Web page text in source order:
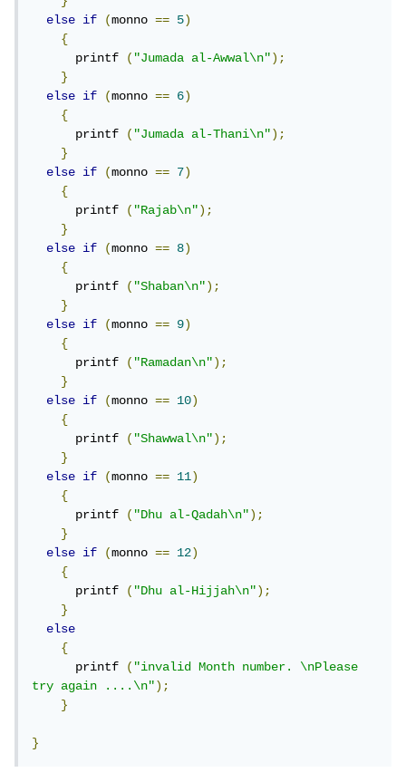
else
if (monno == 5)
{
      printf
("Jumada al-Awwal\n");
}
else
if (monno == 6)
{
      printf
("Jumada al-Thani\n");
}
else
if (monno == 7)
{
      printf
("Rajab\n");
}
else
if (monno == 8)
{
      printf
("Shaban\n");
}
else
if (monno == 9)
{
      printf
("Ramadan\n");
}
else
if (monno == 10)
{
      printf
("Shawwal\n");
}
else
if (monno == 11)
{
      printf
("Dhu al-Qadah\n");
}
else
if (monno == 12)
{
      printf
("Dhu al-Hijjah\n");
}
else
{
      printf
("invalid Month number. \nPlease
try again ....\n");
}
}